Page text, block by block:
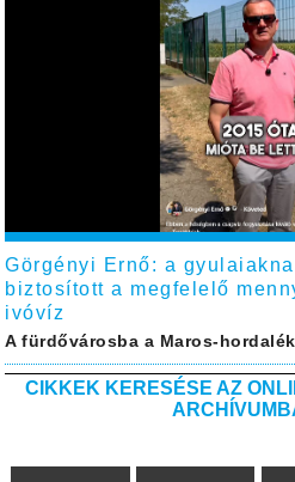
Görgényi Ernő: a
biztosított a megfelelő
ivóvíz
A fürdővárosba a Maros-
CIKKEK KERESÉSE AZ